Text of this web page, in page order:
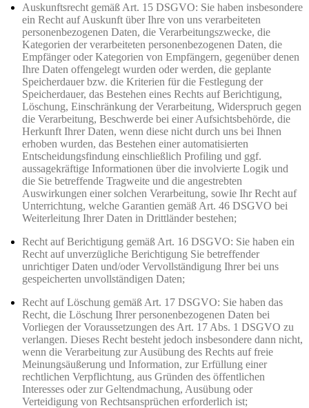
Auskunftsrecht gemäß Art. 15 DSGVO: Sie haben insbesondere
ein Recht auf Auskunft über Ihre von uns verarbeiteten
personenbezogenen Daten, die Verarbeitungszwecke, die
Kategorien der verarbeiteten personenbezogenen Daten, die
Empfänger oder Kategorien von Empfängern, gegenüber denen
Ihre Daten offengelegt wurden oder werden, die geplante
Speicherdauer bzw. die Kriterien für die Festlegung der
Speicherdauer, das Bestehen eines Rechts auf Berichtigung,
Löschung, Einschränkung der Verarbeitung, Widerspruch gegen
die Verarbeitung, Beschwerde bei einer Aufsichtsbehörde, die
Herkunft Ihrer Daten, wenn diese nicht durch uns bei Ihnen
erhoben wurden, das Bestehen einer automatisierten
Entscheidungsfindung einschließlich Profiling und ggf.
aussagekräftige Informationen über die involvierte Logik und
die Sie betreffende Tragweite und die angestrebten
Auswirkungen einer solchen Verarbeitung, sowie Ihr Recht auf
Unterrichtung, welche Garantien gemäß Art. 46 DSGVO bei
Weiterleitung Ihrer Daten in Drittländer bestehen;
Recht auf Berichtigung gemäß Art. 16 DSGVO: Sie haben ein
Recht auf unverzügliche Berichtigung Sie betreffender
unrichtiger Daten und/oder Vervollständigung Ihrer bei uns
gespeicherten unvollständigen Daten;
Recht auf Löschung gemäß Art. 17 DSGVO: Sie haben das
Recht, die Löschung Ihrer personenbezogenen Daten bei
Vorliegen der Voraussetzungen des Art. 17 Abs. 1 DSGVO zu
verlangen. Dieses Recht besteht jedoch insbesondere dann nicht,
wenn die Verarbeitung zur Ausübung des Rechts auf freie
Meinungsäußerung und Information, zur Erfüllung einer
rechtlichen Verpflichtung, aus Gründen des öffentlichen
Interesses oder zur Geltendmachung, Ausübung oder
Verteidigung von Rechtsansprüchen erforderlich ist;